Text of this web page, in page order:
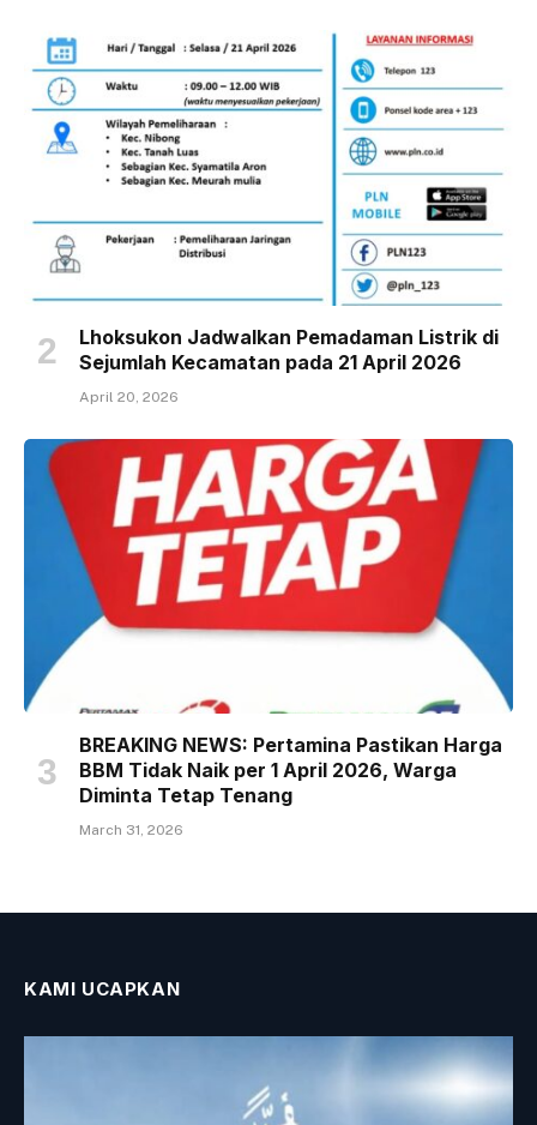
Lhoksukon Jadwalkan Pemadaman Listrik di
Sejumlah Kecamatan pada 21 April 2026
April 20, 2026
BREAKING NEWS: Pertamina Pastikan Harga
BBM Tidak Naik per 1 April 2026, Warga
Diminta Tetap Tenang
March 31, 2026
KAMI UCAPKAN